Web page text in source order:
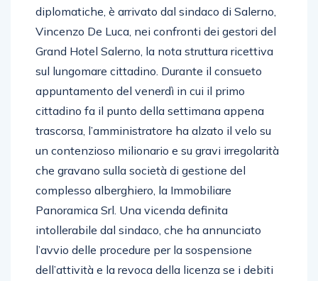
diplomatiche, è arrivato dal sindaco di Salerno,
Vincenzo De Luca, nei confronti dei gestori del
Grand Hotel Salerno, la nota struttura ricettiva
sul lungomare cittadino. Durante il consueto
appuntamento del venerdì in cui il primo
cittadino fa il punto della settimana appena
trascorsa, l’amministratore ha alzato il velo su
un contenzioso milionario e su gravi irregolarità
che gravano sulla società di gestione del
complesso alberghiero, la Immobiliare
Panoramica Srl. Una vicenda definita
intollerabile dal sindaco, che ha annunciato
l’avvio delle procedure per la sospensione
dell’attività e la revoca della licenza se i debiti